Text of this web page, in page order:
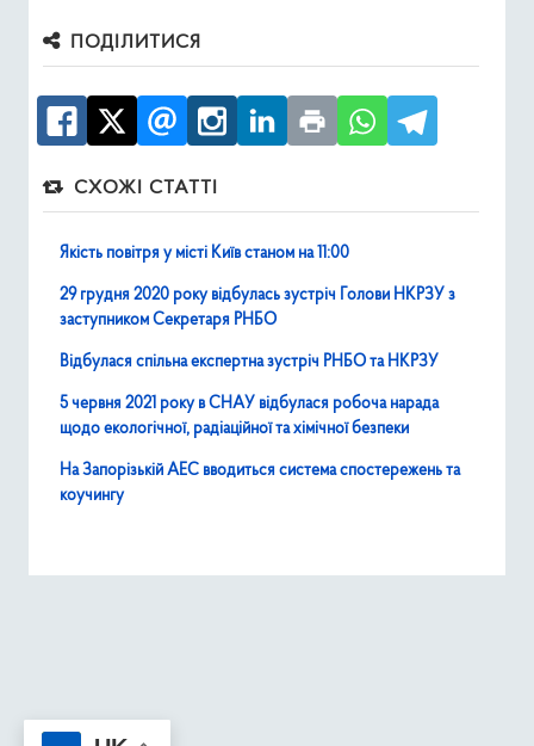
ПОДІЛИТИСЯ
СХОЖІ СТАТТІ
Якість повітря у місті Київ станом на 11:00
29 грудня 2020 року відбулась зустріч Голови НКРЗУ з
заступником Секретаря РНБО
Відбулася спільна експертна зустріч РНБО та НКРЗУ
5 червня 2021 року в СНАУ відбулася робоча нарада
щодо екологічної, радіаційної та хімічної безпеки
На Запорізькій АЕС вводиться система спостережень та
коучингу